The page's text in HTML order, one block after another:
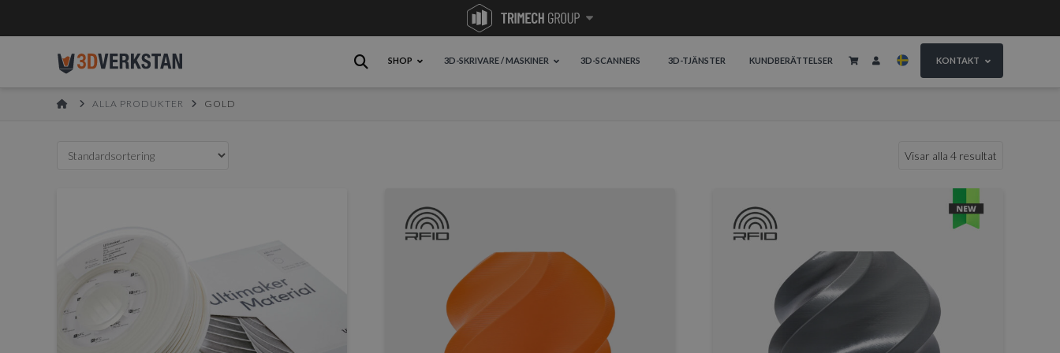
SHOP 3D-SKRIVARE / MASKINER 3D-SCANNERS 3D-TJÄNSTER KUNDBERÄTTELSER KONTAKT
HOMEALLA PRODUKTER GOLD
Visar alla 4 resultat